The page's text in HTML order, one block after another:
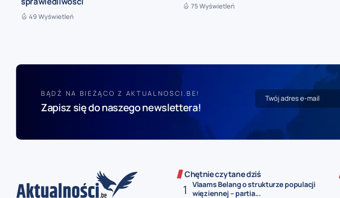
49 Wyświetleń
75 Wyświetleń
BĄDŹ NA BIEŻĄCO Z AKTUALNOSCI.BE!
Zapisz się do naszego newslettera!
Chętnie czytane dziś
Vlaams Belang o strukturze populacji
więziennej – partia...